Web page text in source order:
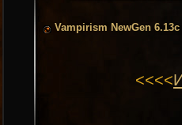
Vampirism NewGen 6.13c
<<<<